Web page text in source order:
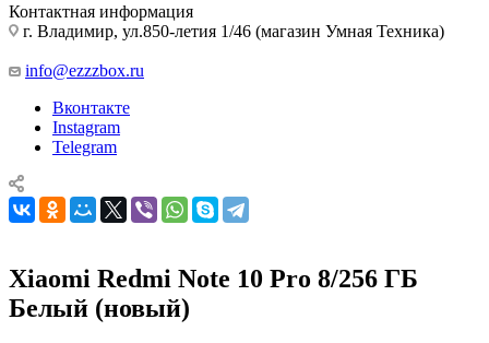
Контактная информация
г. Владимир, ул.850-летия 1/46 (магазин Умная Техника)
info@ezzzbox.ru
Вконтакте
Instagram
Telegram
Xiaomi Redmi Note 10 Pro 8/256 ГБ
Белый (новый)